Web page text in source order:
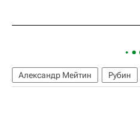
Александр Мейтин Рубин